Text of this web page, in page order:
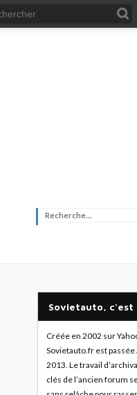
Sovietauto, c'est
Créée en 2002 sur
Sovietauto.fr est passée
2013. Le travail
clés de l’ancien forum